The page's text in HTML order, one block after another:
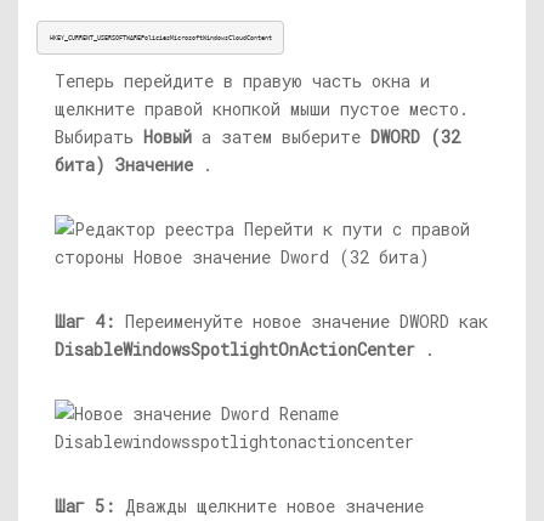
HKEY_CURRENT_USERSOFTWAREPoliciesMicrosoftWindowsCloudContent
Теперь перейдите в правую часть окна и
щелкните правой кнопкой мыши пустое место.
Выбирать Новый а затем выберите DWORD (32
бита) Значение .
Шаг 4: Переименуйте новое значение DWORD как
DisableWindowsSpotlightOnActionCenter .
Шаг 5: Дважды щелкните новое значение